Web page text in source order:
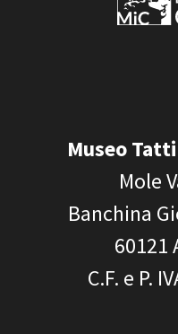
Museo
Mole
Banchina
60121
C.F. e P.